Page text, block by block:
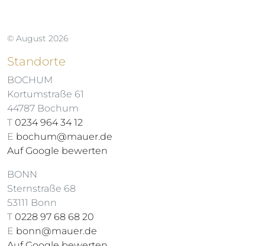
© August 2026
Standorte
BOCHUM
Kortumstraße 61
44787 Bochum
T 0234 964 34 12
E bochum@mauer.de
Auf Google bewerten
BONN
Sternstraße 68
53111 Bonn
T 0228 97 68 68 20
E bonn@mauer.de